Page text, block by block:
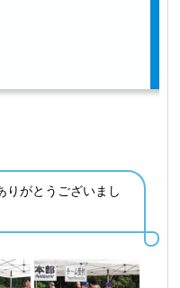
りがとうございまし